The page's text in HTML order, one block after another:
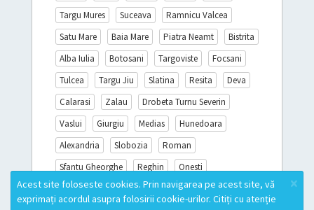
Targu Mures
Suceava
Ramnicu Valcea
Satu Mare
Baia Mare Piatra Neamt
Bistrita
Alba Iulia
Botosani Targoviste
Focsani
Tulcea
Targu Jiu Slatina Resita
Deva
Calarasi
Zalau
Drobeta Turnu Severin
Vaslui
Giurgiu Medias
Hunedoara
Alexandria
Slobozia
Roman
Sfantu Gheorghe
Reghin
Onesti
Sighisoara
Miercurea Ciuc
Turda
×
Acest site foloseste cookies. Prin navigarea pe acest site, vă
exprimați acordul asupra folosirii cookie-urilor. Citiți cu atenție